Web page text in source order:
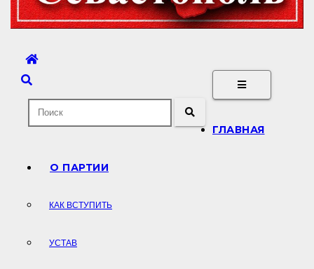
ГЛАВНАЯ
О ПАРТИИ
КАК ВСТУПИТЬ
УСТАВ